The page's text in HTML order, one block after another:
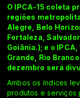
O IPCA-15 coleta
regiões
Alegre, Belo
Fortaleza,
Goiânia.); e o
Grande, Rio
dezembro será
Ambos os índices
produtos e serviços